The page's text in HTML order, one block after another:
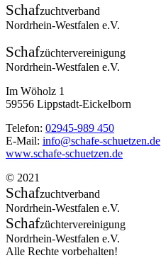
Schafzuchtverband
Nordrhein-Westfalen e.V.
Schafzüchtervereinigung
Nordrhein-Westfalen e.V.
Im Wöholz 1
59556 Lippstadt-Eickelborn
Telefon: 02945-989 450
E-Mail: info@schafe-schuetzen.de
www.schafe-schuetzen.de
© 2021
Schafzuchtverband
Nordrhein-Westfalen e.V.
Schafzüchtervereinigung
Nordrhein-Westfalen e.V.
Alle Rechte vorbehalten!